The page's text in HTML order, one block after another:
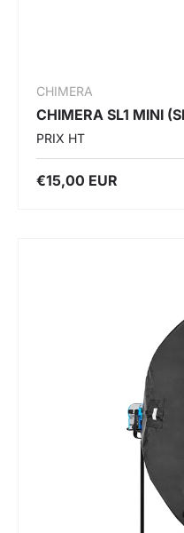
CHIMERA
CHIMERA SL1 MINI
PRIX HT
€15,00 EUR